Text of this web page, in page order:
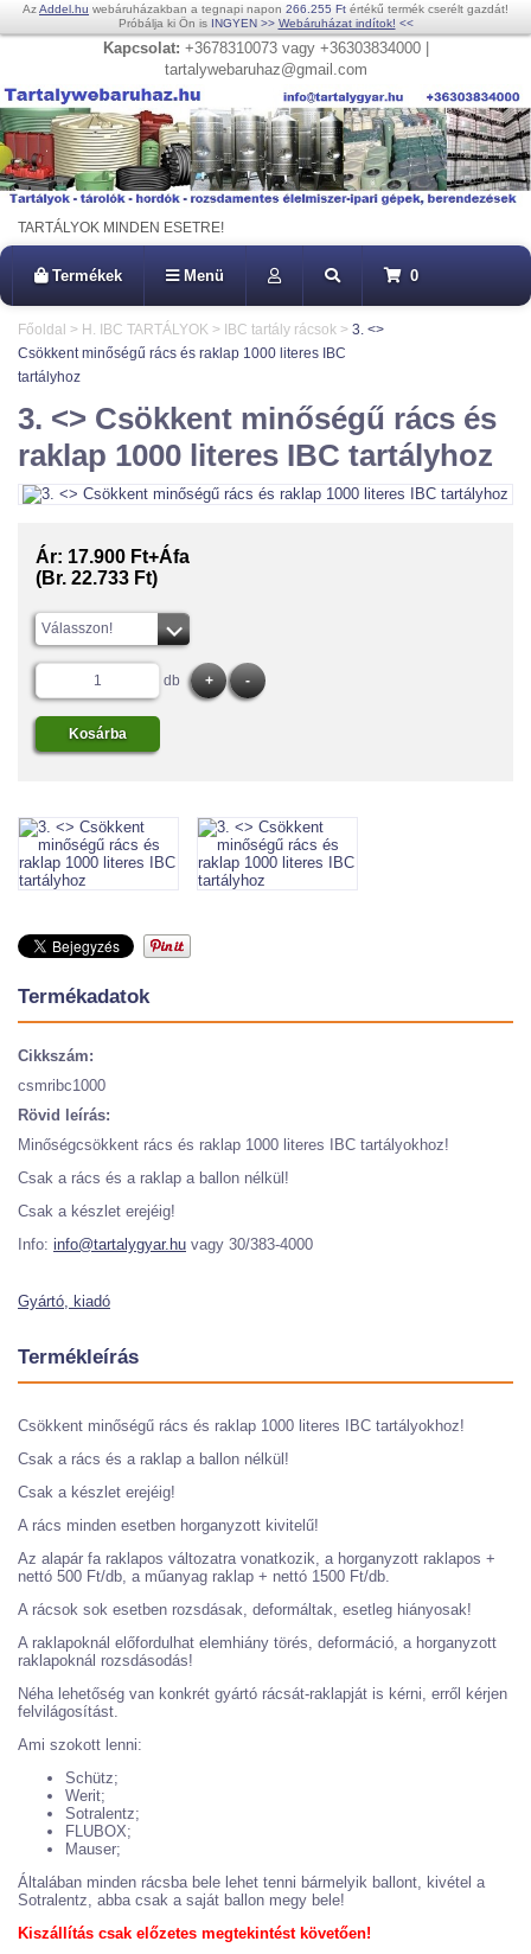
AzAddel.hu webáruházakban a tegnapi napon 266.255 Ft értékű termék cserélt gazdát!
Próbálja ki Ön is INGYEN >> Webáruházat indítok! <<
Kapcsolat: +3678310073 vagy +36303834000 |
tartalywebaruhaz@gmail.com
TARTÁLYOK MINDEN ESETRE!
Termékek Menü 0
Főoldal > H. IBC TARTÁLYOK > IBC tartály rácsok > 3. <>
Csökkent minőségű rács és raklap 1000 literes IBC
tartályhoz
3. <> Csökkent minőségű rács és
raklap 1000 literes IBC tartályhoz
Ár: 17.900 Ft+Áfa
(Br. 22.733 Ft)
Válasszon!
db
Termékadatok
Cikkszám:
csmribc1000
Rövid leírás:
Minőségcsökkent rács és raklap 1000 literes IBC tartályokhoz!
Csak a rács és a raklap a ballon nélkül!
Csak a készlet erejéig!
Info: info@tartalygyar.hu vagy 30/383-4000
Gyártó, kiadó
Termékleírás
Csökkent minőségű rács és raklap 1000 literes IBC tartályokhoz!
Csak a rács és a raklap a ballon nélkül!
Csak a készlet erejéig!
A rács minden esetben horganyzott kivitelű!
Az alapár fa raklapos változatra vonatkozik, a horganyzott raklapos +
nettó 500 Ft/db, a műanyag raklap + nettó 1500 Ft/db.
A rácsok sok esetben rozsdásak, deformáltak, esetleg hiányosak!
A raklapoknál előfordulhat elemhiány törés, deformáció, a horganyzott
raklapoknál rozsdásodás!
Néha lehetőség van konkrét gyártó rácsát-raklapját is kérni, erről kérjen
felvilágosítást.
Ami szokott lenni:
Schütz;
Werit;
Sotralentz;
FLUBOX;
Mauser;
Általában minden rácsba bele lehet tenni bármelyik ballont, kivétel a
Sotralentz, abba csak a saját ballon megy bele!
Kiszállítás csak előzetes megtekintést követően!